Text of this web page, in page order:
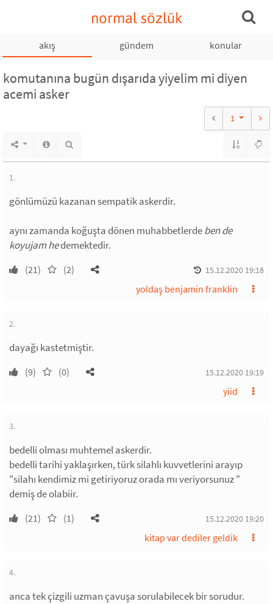
normal sözlük
akış gündem konular
komutanına bugün dışarıda yiyelim mi diyen
acemi asker
1
1.
gönlümüzü kazanan sempatik askerdir.
aynı zamanda koğuşta dönen muhabbetlerdeben de
koyujam hedemektedir.
(21) (2) 15.12.2020 19:18
yoldaş benjamin franklin
2.
dayağı kastetmiştir.
(9) (0) 15.12.2020 19:19
yiid
3.
bedelli olması muhtemel askerdir.
bedelli tarihi yaklaşırken, türk silahlı kuvvetlerini arayıp
"silahı kendimiz mi getiriyoruz orada mı veriyorsunuz "
demiş de olabiir.
(21) (1) 15.12.2020 19:20
kitap var dediler geldik
4.
anca tek çizgili uzman çavuşa sorulabilecek bir sorudur.